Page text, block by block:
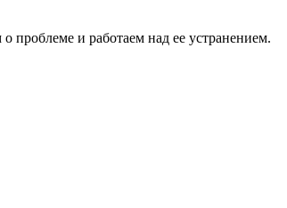
проблеме и работаем над ее устранением.